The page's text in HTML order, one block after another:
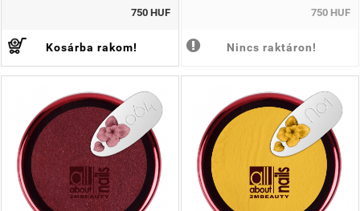
750 HUF
Kosárba rakom!
750 HUF
Nincs raktáron!